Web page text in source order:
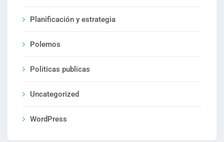
Planificación y estrategia
Polemos
Políticas publicas
Uncategorized
WordPress